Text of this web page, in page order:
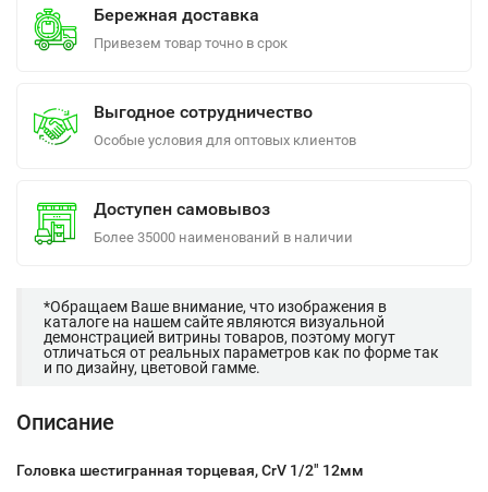
Бережная доставка
Привезем товар точно в срок
Выгодное сотрудничество
Особые условия для оптовых клиентов
Доступен самовывоз
Более 35000 наименований в наличии
*Обращаем Ваше внимание, что изображения в
каталоге на нашем сайте являются визуальной
демонстрацией витрины товаров, поэтому могут
отличаться от реальных параметров как по форме так
и по дизайну, цветовой гамме.
Описание
Головка шестигранная торцевая, CrV 1/2" 12мм